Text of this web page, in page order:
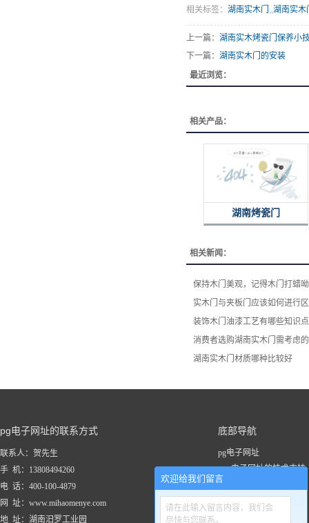
相关标签： 湖南实木门 ,,湖南实木
上一篇： 湖南实木烤瓷门保养小
下一篇： 湖南实木门的安装
最近浏览：
相关产品：
湖南烤瓷门
相关新闻：
保持木门美观，记得木门打蜡呦
实木门与夹板门应该如何进行
装饰木门油漆工艺有哪些知识
消费者选购湖南实木门​需考虑
湖南实木门材质哪种比较好
pg电子网址的联系方式
联系人：贺先生
手 机：13808494260
电 话：400-100-4879
网 址：www.mihaomenye.com
地 址：湖南汨罗工业园
底部导航
pg电子网址
pg电子网址的技术支持
关于pg电子网址
欢迎给我们留言
请在此输入留言内容，我们会
尽快与您联系。